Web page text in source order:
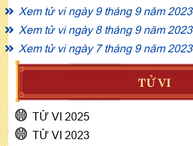
Xem tử vi ngày 9 tháng 9 năm 2023
Xem tử vi ngày 8 tháng 9 năm 2023
Xem tử vi ngày 7 tháng 9 năm 2023
TỬ VI
TỬ VI 2025
TỬ VI 2023